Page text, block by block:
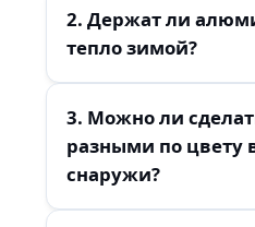
2. Держат ли
тепло зимой?
3. Можно ли
разными по цвету
снаружи?